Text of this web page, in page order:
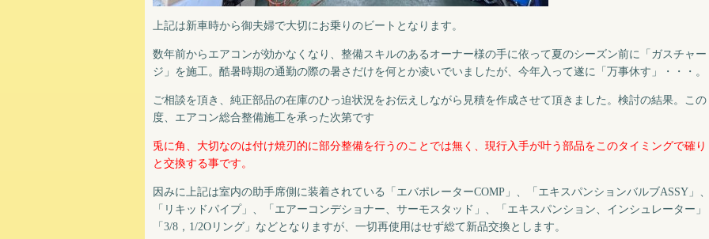
上記は新車時から御夫婦で大切にお乗りのビートとなります。
数年前からエアコンが効かなくなり、整備スキルのあるオーナー様の手に依って夏のシーズン前に「ガスチャー
ジ」を施工。酷暑時期の通勤の際の暑さだけを何とか凌いでいましたが、今年入って遂に「万事休す」・・・。
ご相談を頂き、純正部品の在庫のひっ迫状況をお伝えしながら見積を作成させて頂きました。検討の結果。この
度、エアコン総合整備施工を承った次第です
兎に角、大切なのは付け焼刃的に部分整備を行うのことでは無く、現行入手が叶う部品をこのタイミングで確り
と交換する事です。
因みに上記は室内の助手席側に装着されている「エバポレーターCOMP」、「エキスパンションバルブASSY」
「リキッドパイプ」、「エアーコンデショナー、サーモスタッド」、「エキスパンション、インシュレーター」
「3/8，1/2Oリング」などとなりますが、一切再使用はせず総て新品交換とします。